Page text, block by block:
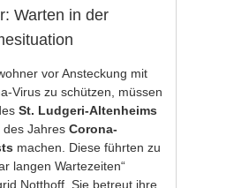
Warten in der
vor Ansteckung mit
Virus zu schützen, müssen
St. Ludgeri-Altenheims
des JahresCorona-
machen. Diese führten zu
langen Wartezeiten“
Notthoff. Sie betreut ihre